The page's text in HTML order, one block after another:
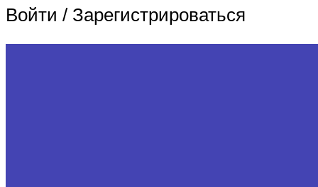
Войти / Зарегистрироваться